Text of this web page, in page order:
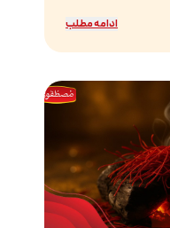
ادامه مطلب